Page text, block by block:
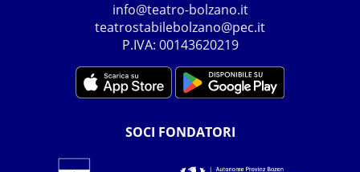
info@teatro-bolzano.it
teatrostabilebolzano@pec.it
P.IVA: 00143620219
SOCI FONDATORI